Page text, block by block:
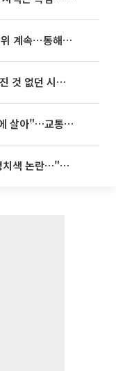
[내일 날씨] 폭염 한풀 꺾여도 무더위 계속⋯동해안 이틀 연속 비
임영웅, 어느덧 데뷔 10주년⋯"가진 것 없던 시절, 내 앞엔 20명의 팬뿐"
'굿 윌 헌팅' 배우 "기아 EV2 덕분에 살아"…교통사고 후 안전성 극찬
김희철, '뒤집힌 태극기' 지적 후 정치색 논란…"좌우 떠나 우리나라 국기"